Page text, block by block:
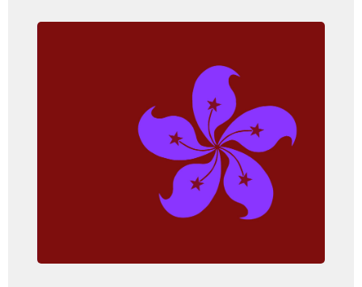
Hong Kong
Angka kejadian: 65.5 per 100,000
orang, pada perempuan
Angka kematian: 9.3 per 100,000
orang, pada perempuan
(Hong Kong Cancer Registry, 2020)